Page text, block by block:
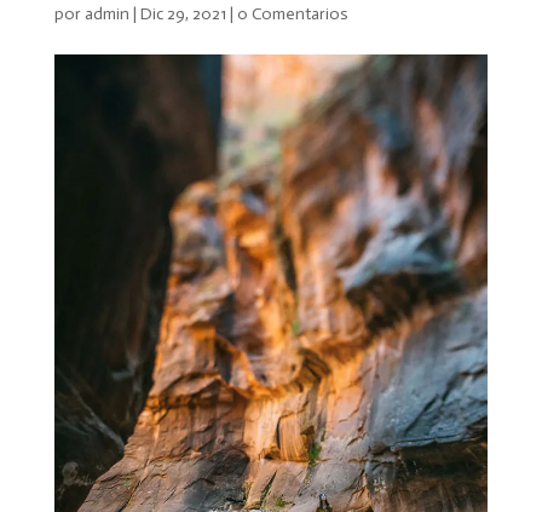
por admin | Dic 29, 2021 | 0 Comentarios